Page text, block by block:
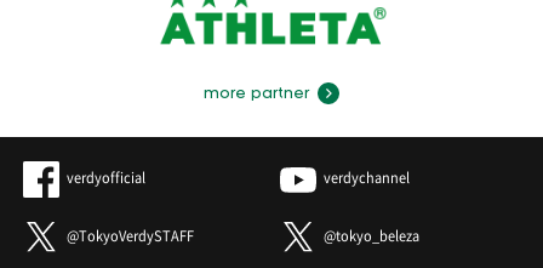
more partner
verdyofficial verdychannel
@TokyoVerdySTAFF @tokyo_beleza